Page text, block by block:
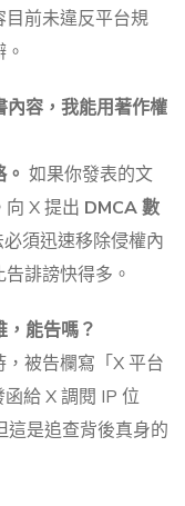
目前未違反平台規
容，我能用著作權
如果你發表的文
X 提出 DMCA 數
必須迅速移除侵權內
誹謗快得多。
能告嗎？
被告欄寫「X 平台
給 X 調閱 IP 位
這是追查背後真身的